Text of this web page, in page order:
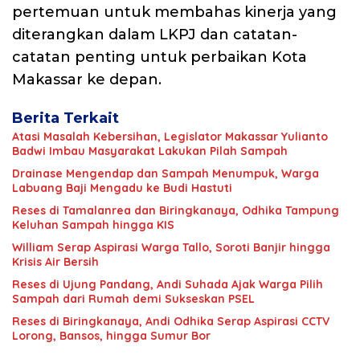
pertemuan untuk membahas kinerja yang
diterangkan dalam LKPJ dan catatan-
catatan penting untuk perbaikan Kota
Makassar ke depan.
Berita Terkait
Atasi Masalah Kebersihan, Legislator Makassar Yulianto
Badwi Imbau Masyarakat Lakukan Pilah Sampah
Drainase Mengendap dan Sampah Menumpuk, Warga
Labuang Baji Mengadu ke Budi Hastuti
Reses di Tamalanrea dan Biringkanaya, Odhika Tampung
Keluhan Sampah hingga KIS
William Serap Aspirasi Warga Tallo, Soroti Banjir hingga
Krisis Air Bersih
Reses di Ujung Pandang, Andi Suhada Ajak Warga Pilih
Sampah dari Rumah demi Sukseskan PSEL
Reses di Biringkanaya, Andi Odhika Serap Aspirasi CCTV
Lorong, Bansos, hingga Sumur Bor